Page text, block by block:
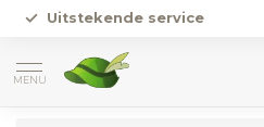
Uitstekende service
MENU